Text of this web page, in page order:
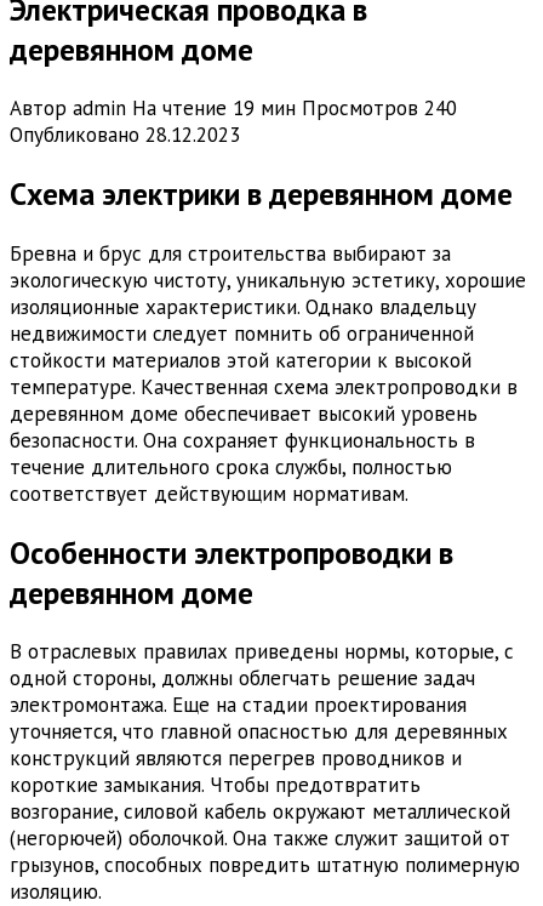
Электрическая проводка в
деревянном доме
Автор admin На чтение 19 мин Просмотров 240
Опубликовано 28.12.2023
Схема электрики в деревянном доме
Бревна и брус для строительства выбирают за
экологическую чистоту, уникальную эстетику, хорошие
изоляционные характеристики. Однако владельцу
недвижимости следует помнить об ограниченной
стойкости материалов этой категории к высокой
температуре. Качественная схема электропроводки в
деревянном доме обеспечивает высокий уровень
безопасности. Она сохраняет функциональность в
течение длительного срока службы, полностью
соответствует действующим нормативам.
Особенности электропроводки в
деревянном доме
В отраслевых правилах приведены нормы, которые, с
одной стороны, должны облегчать решение задач
электромонтажа. Еще на стадии проектирования
уточняется, что главной опасностью для деревянных
конструкций являются перегрев проводников и
короткие замыкания. Чтобы предотвратить
возгорание, силовой кабель окружают металлической
(негорючей) оболочкой. Она также служит защитой от
грызунов, способных повредить штатную полимерную
изоляцию.